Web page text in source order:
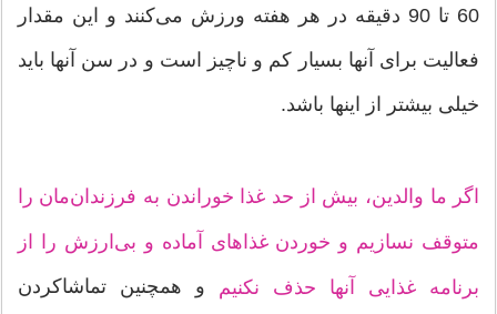
60 تا 90 دقیقه در هر هفته ورزش می‌کنند و این مقدار
فعالیت برای آنها بسیار کم و ناچیز است و در سن آنها باید
خیلی بیشتر از اینها باشد.
اگر ما والدین، بیش از حد غذا خوراندن به فرزندان‌مان را
متوقف نسازیم و خوردن غذاهای آماده و بی‌ارزش را از
برنامه غذایی آنها حذف نکنیم و همچنین تماشاکردن